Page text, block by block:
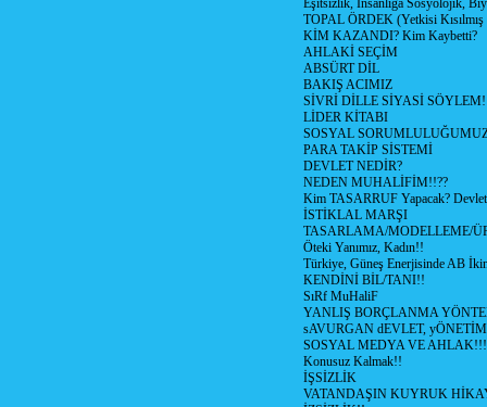
Eşitsizlik, İnsanlığa Sosyolojik,
TOPAL ÖRDEK (Yetkisi
KİM KAZANDI? Kim Kaybetti?
AHLAKİ SEÇİM
ABSÜRT DİL
BAKIŞ ACIMIZ
SİVRİ DİLLE SİYASİ
LİDER KİTABI
SOSYAL
PARA TAKİP SİSTEMİ
DEVLET NEDİR?
NEDEN MUHALİFİM!!??
Kim TASARRUF Yapacak? Devlet
İSTİKLAL MARŞI
TASARLAMA/MODELLEME/
Öteki Yanımız, Kadın!!
Türkiye, Güneş Enerjisinde AB
KENDİNİ BİL/TANI!!
SıRf MuHaliF
YANLIŞ BORÇLANMA
sAVURGAN dEVLET,
SOSYAL MEDYA VE AHLAK!!!
Konusuz Kalmak!!
İŞSİZLİK
VATANDAŞIN KUYRUK